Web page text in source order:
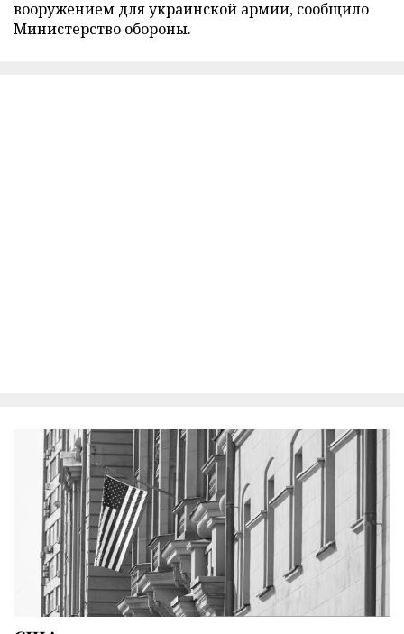
вооружением для украинской армии, сообщило
Министерство обороны.